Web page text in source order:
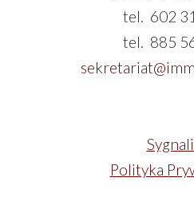
tel. 602
tel. 885
Polityka